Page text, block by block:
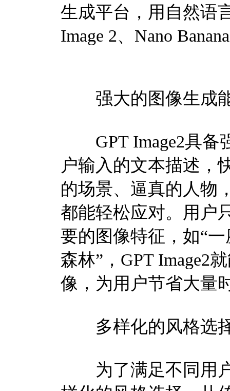
生成平台，用自然语
Image 2、Nano
强大的图像生成
GPT Image2具备
户输入的文本描述，
的场景、逼真的人物
都能轻松应对。用户
要的图像特征，如“
森林”，GPT Image2
像，为用户节省大量
多样化的风格选
为了满足不同用户